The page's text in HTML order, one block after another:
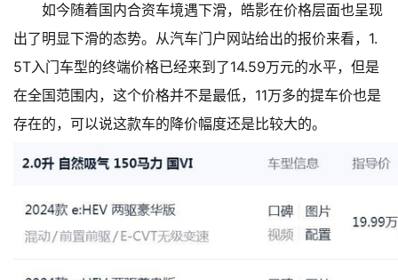
如今随着国内合资车境遇下滑，皓影在价格层面也呈现
出了明显下滑的态势。从汽车门户网站给出的报价来看，1.
5T入门车型的终端价格已经来到了14.59万元的水平，但是
在全国范围内，这个价格并不是最低，11万多的提车价也是
存在的，可以说这款车的降价幅度还是比较大的。